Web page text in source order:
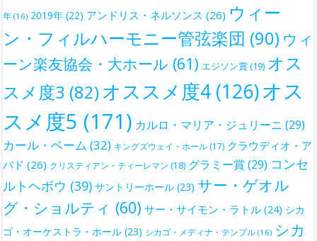
年 (16) 2019年 (22) アンドリス・ネルソンス (26) ウィー
ン・フィルハーモニー管弦楽団 (90) ウィ
ーン楽友協会・大ホール (61) エジソン賞(19) オス
スメ度3 (82) オススメ度4 (126)オス
スメ度5 (171) カルロ・マリア・ジュリーニ (29)
カール・ベーム (32) キングズウェイ・ホール (17) クラウディオ・ア
バド (26) クリスティアン・ティーレマン (18) グラミー賞 (29) コンセ
ルトヘボウ (39) サントリーホール (23) サー・ゲオル
グ・ショルティ (60) サー・サイモン・ラトル (24) シカ
ゴ・オーケストラ・ホール (23) シカゴ・メディナ・テンプル (16) シカ